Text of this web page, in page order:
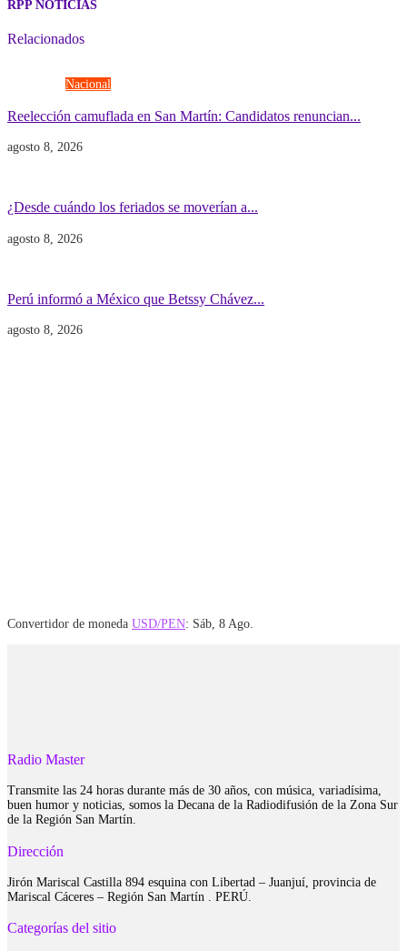
RPP NOTICIAS
Relacionados
Nacional
Reelección camuflada en San Martín: Candidatos renuncian...
agosto 8, 2026
¿Desde cuándo los feriados se moverían a...
agosto 8, 2026
Perú informó a México que Betssy Chávez...
agosto 8, 2026
Convertidor de moneda USD/PEN: Sáb, 8 Ago.
Radio Master
Transmite las 24 horas durante más de 30 años, con música, variadísima,
buen humor y noticias, somos la Decana de la Radiodifusión de la Zona Sur
de la Región San Martín.
Dirección
Jirón Mariscal Castilla 894 esquina con Libertad – Juanjuí, provincia de
Mariscal Cáceres – Región San Martín . PERÚ.
Categorías del sitio